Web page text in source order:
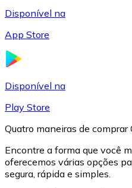
Disponível na
App Store
Disponível na
Play Store
Quatro maneiras de
Encontre a forma que você
oferecemos várias opções
segura, rápida e simples.